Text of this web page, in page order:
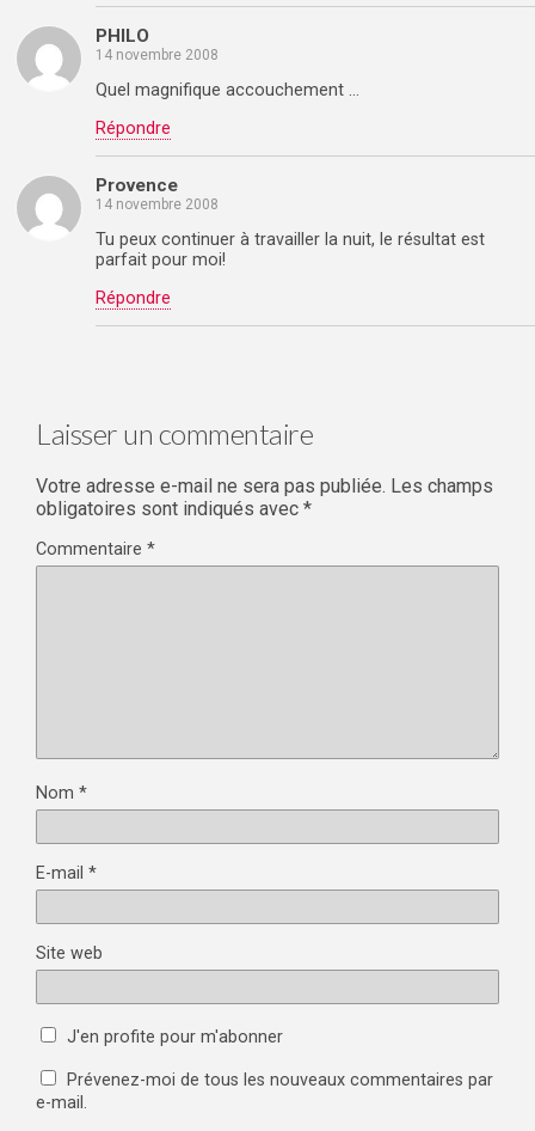
PHILO
14 novembre 2008
Quel magnifique accouchement …
Répondre
Provence
14 novembre 2008
Tu peux continuer à travailler la nuit, le résultat est
parfait pour moi!
Répondre
Laisser un commentaire
Votre adresse e-mail ne sera pas publiée. Les champs
obligatoires sont indiqués avec *
Commentaire *
Nom *
E-mail *
Site web
J'en profite pour m'abonner
Prévenez-moi de tous les nouveaux commentaires par
e-mail.